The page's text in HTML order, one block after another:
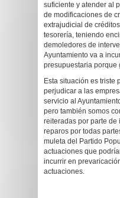
suficiente y atender al
de modificaciones de
extrajudicial de
tesorería, teniendo
demoledores de
Ayuntamiento va a
presupuestaria porque
Esta situación es triste
perjudicar a las
servicio al
pero también somos
reiteradas por parte
reparos por todas
muleta del Partido
actuaciones que
incurrir en
actuaciones.